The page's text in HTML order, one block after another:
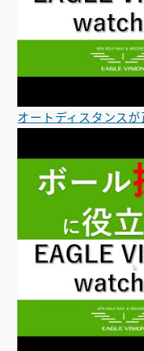
オートディスタンス